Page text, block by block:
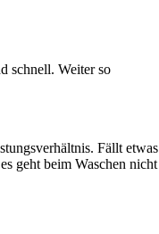
schnell. Weiter so
Fällt
geht beim Waschen